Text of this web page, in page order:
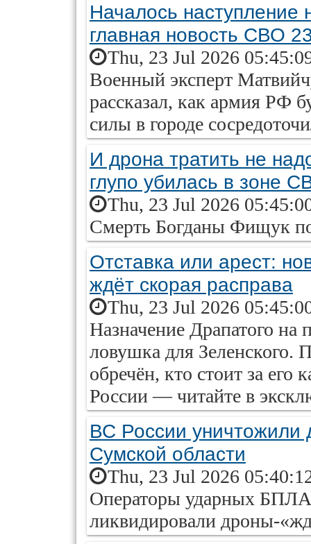
Началось наступление
главная новость СВО
Thu, 23 Jul 2026
Военный эксперт
рассказал, как армия РФ
силы в городе
И дрона тратить не
глупо убилась в зоне
Thu, 23 Jul 2026
Смерть Богданы Фищук
Отставка или арест:
ждёт скорая расправа
Thu, 23 Jul 2026
Назначение Драпатого на
ловушка для
обречён, кто стоит за его
России — читайте в
ВС России
Сумской области
Thu, 23 Jul 2026
Операторы ударных БПЛА
ликвидировали дроны-